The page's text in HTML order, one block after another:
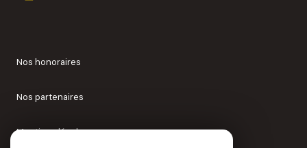
Nos honoraires
Nos partenaires
Mentions légales